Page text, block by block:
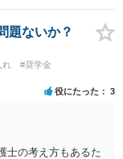
題ないか？
#奨学金
役にたった 3
士の考え方もあるた